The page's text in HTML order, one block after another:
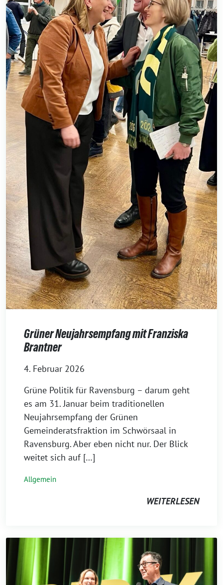
Grüner Neujahrsempfang mit Franziska
Brantner
4. Februar 2026
Grüne Politik für Ravensburg – darum geht
es am 31. Januar beim traditionellen
Neujahrsempfang der Grünen
Gemeinderatsfraktion im Schwörsaal in
Ravensburg. Aber eben nicht nur. Der Blick
weitet sich auf […]
Allgemein
WEITERLESEN